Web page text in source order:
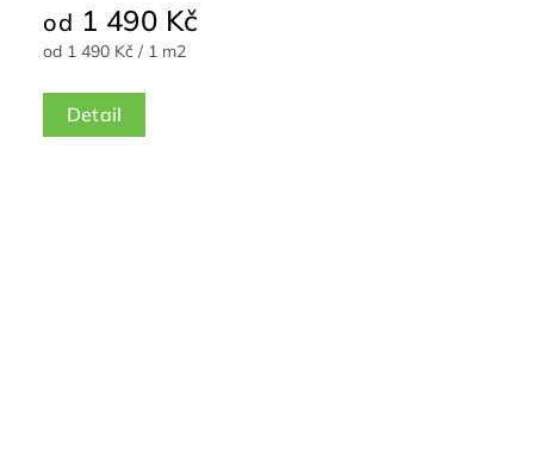
od 1 490 Kč
od 1 490 Kč / 1 m2
Detail